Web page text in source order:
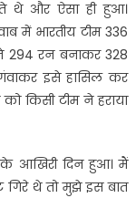
थे और ऐसा ही हुआ।
में भारतीय टीम 336
294 रन बनाकर 328
इसे हासिल कर
को किसी टीम ने हराया
आखिरी दिन हुआ। मैं
थे तो मुझे इस बात